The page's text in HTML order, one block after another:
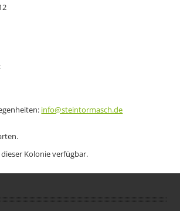
info@steintormasch.de
Kolonie verfügbar.